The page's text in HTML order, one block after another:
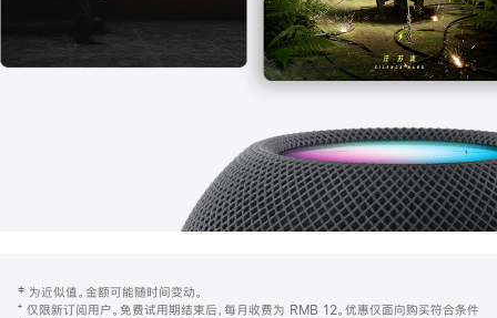
页
注
‡ 为近似值。金额可能随时间变动。
⁺ 仅限新订阅用户。免费试用期结束后，每月收费为 RMB 12。优惠仅面向购买符合条件